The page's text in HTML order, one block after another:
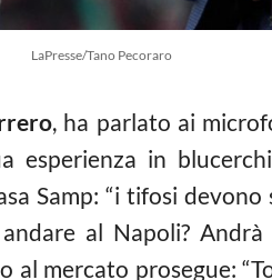
LaPresse/Tano Pecoraro
, ha parlato ai
esperienza in
Samp: “i tifosi
al Napoli?
mercato prosegue: